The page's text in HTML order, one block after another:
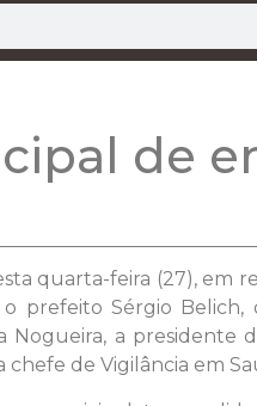
de
quarta-feira (27), em
prefeito Sérgio
a presidente
de Vigilância em